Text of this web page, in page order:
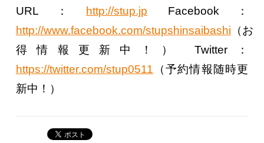
URL：
http://stup.jp
Facebook：
http://www.facebook.com/stupshinsaibashi （お
得情報更新中！）
Twitter：
https://twitter.com/stup0511 （予約情報随時更
新中！）